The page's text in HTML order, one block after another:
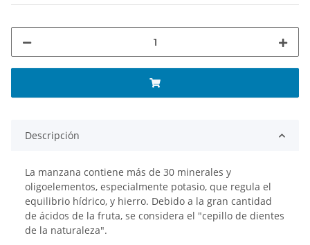
Descripción
La manzana contiene más de 30 minerales y
oligoelementos, especialmente potasio, que regula el
equilibrio hídrico, y hierro. Debido a la gran cantidad
de ácidos de la fruta, se considera el "cepillo de dientes
de la naturaleza".